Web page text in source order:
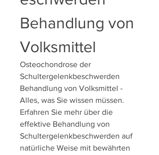
Behandlung von
Volksmittel
Osteochondrose der
Schultergelenkbeschwerden
Behandlung von Volksmittel -
Alles, was Sie wissen müssen.
Erfahren Sie mehr über die
effektive Behandlung von
Schultergelenkbeschwerden auf
natürliche Weise mit bewährten